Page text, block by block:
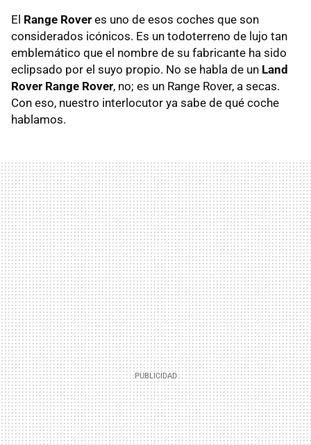
El Range Rover es uno de esos coches que son
considerados icónicos. Es un todoterreno de lujo tan
emblemático que el nombre de su fabricante ha sido
eclipsado por el suyo propio. No se habla de un Land
Rover Range Rover, no; es un Range Rover, a secas.
Con eso, nuestro interlocutor ya sabe de qué coche
hablamos.